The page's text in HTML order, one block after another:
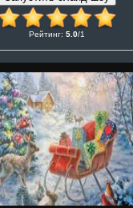
Рейтинг: 5.0/1